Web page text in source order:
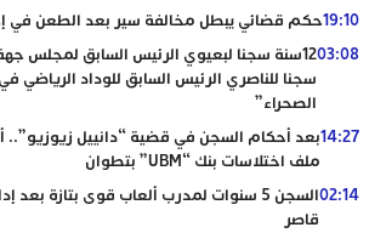
19:10حكم قضائي يبطل مخالفة سير بعد الطعن في
03:08
سجنا للناصري الرئيس السابق للوداد الرياضي
الصحراء”
14:27بعد أحكام السجن في قضية “دانييل زيوزيو”..
ملف اختلاسات بنك “UBM” بتطوان
02:14
السجن 5 سنوات لمدرب ألعاب قوى بتازة بعد
قاصر